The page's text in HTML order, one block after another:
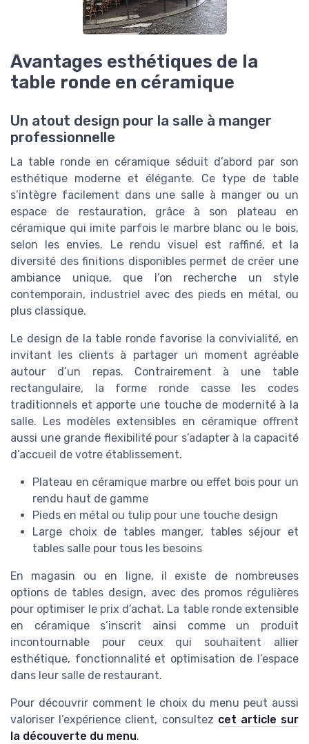
Avantages esthétiques de la
table ronde en céramique
Un atout design pour la salle à manger
professionnelle
La table ronde en céramique séduit d’abord par son
esthétique moderne et élégante. Ce type de table
s’intègre facilement dans une salle à manger ou un
espace de restauration, grâce à son plateau en
céramique qui imite parfois le marbre blanc ou le bois,
selon les envies. Le rendu visuel est raffiné, et la
diversité des finitions disponibles permet de créer une
ambiance unique, que l’on recherche un style
contemporain, industriel avec des pieds en métal, ou
plus classique.
Le design de la table ronde favorise la convivialité, en
invitant les clients à partager un moment agréable
autour d’un repas. Contrairement à une table
rectangulaire, la forme ronde casse les codes
traditionnels et apporte une touche de modernité à la
salle. Les modèles extensibles en céramique offrent
aussi une grande flexibilité pour s’adapter à la capacité
d’accueil de votre établissement.
Plateau en céramique marbre ou effet bois pour un
rendu haut de gamme
Pieds en métal ou tulip pour une touche design
Large choix de tables manger, tables séjour et
tables salle pour tous les besoins
En magasin ou en ligne, il existe de nombreuses
options de tables design, avec des promos régulières
pour optimiser le prix d’achat. La table ronde extensible
en céramique s’inscrit ainsi comme un produit
incontournable pour ceux qui souhaitent allier
esthétique, fonctionnalité et optimisation de l’espace
dans leur salle de restaurant.
Pour découvrir comment le choix du menu peut aussi
valoriser l’expérience client, consultez cet article sur
la découverte du menu.